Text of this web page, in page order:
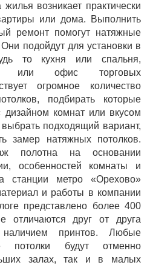
возникает практически
или дома. Выполнить
ремонт помогут натяжные
подойдут для установки в
то кухня или спальня,
или офис торговых
огромное количество
подбирать которые
дизайном комнат или вкусом
подходящий вариант,
замер натяжных потолков.
полотна на основании
особенностей комнаты и
станции метро «Орехово»
и работы в компании
представлено более 400
отличаются друг от друга
принтов. Любые
потолки будут отменно
залах, так и в малых